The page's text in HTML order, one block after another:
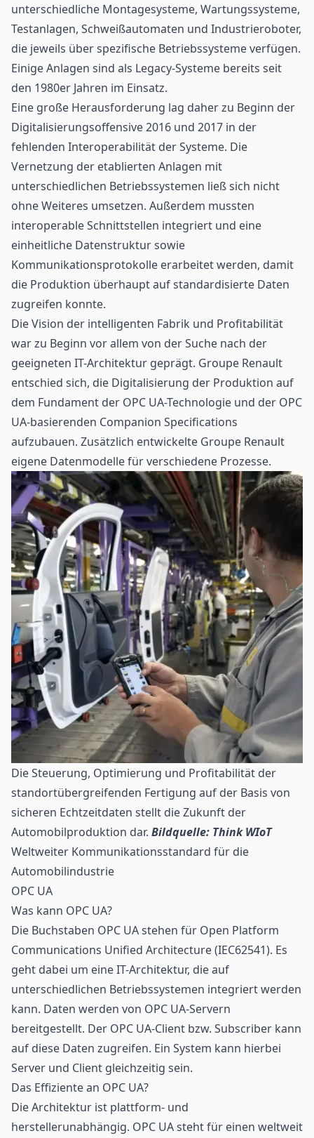
unterschiedliche Montagesysteme, Wartungssysteme,
Testanlagen, Schweißautomaten und Industrieroboter,
die jeweils über spezifische Betriebssysteme verfügen.
Einige Anlagen sind als Legacy-Systeme bereits seit
den 1980er Jahren im Einsatz.
Eine große Herausforderung lag daher zu Beginn der
Digitalisierungsoffensive 2016 und 2017 in der
fehlenden Interoperabilität der Systeme. Die
Vernetzung der etablierten Anlagen mit
unterschiedlichen Betriebssystemen ließ sich nicht
ohne Weiteres umsetzen. Außerdem mussten
interoperable Schnittstellen integriert und eine
einheitliche Datenstruktur sowie
Kommunikationsprotokolle erarbeitet werden, damit
die Produktion überhaupt auf standardisierte Daten
zugreifen konnte.
Die Vision der intelligenten Fabrik und Profitabilität
war zu Beginn vor allem von der Suche nach der
geeigneten IT-Architektur geprägt. Groupe Renault
entschied sich, die Digitalisierung der Produktion auf
dem Fundament der OPC UA-Technologie und der OPC
UA-basierenden Companion Specifications
aufzubauen. Zusätzlich entwickelte Groupe Renault
eigene Datenmodelle für verschiedene Prozesse.
Die Steuerung, Optimierung und Profitabilität der
standortübergreifenden Fertigung auf der Basis von
sicheren Echtzeitdaten stellt die Zukunft der
Automobilproduktion dar. Bildquelle: Think WIoT
Weltweiter Kommunikationsstandard für die
Automobilindustrie
OPC UA
Was kann OPC UA?
Die Buchstaben OPC UA stehen für Open Platform
Communications Unified Architecture (IEC62541). Es
geht dabei um eine IT-Architektur, die auf
unterschiedlichen Betriebssystemen integriert werden
kann. Daten werden von OPC UA-Servern
bereitgestellt. Der OPC UA-Client bzw. Subscriber kann
auf diese Daten zugreifen. Ein System kann hierbei
Server und Client gleichzeitig sein.
Das Effiziente an OPC UA?
Die Architektur ist plattform- und
herstellerunabhängig. OPC UA steht für einen weltweit